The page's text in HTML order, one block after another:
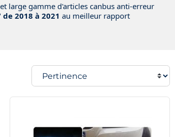
large gamme d'articles canbus anti-erreur
de 2018 à 2021 au meilleur rapport